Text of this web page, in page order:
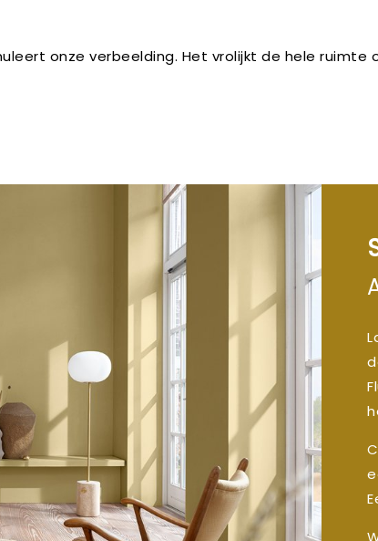
onze verbeelding. Het vrolijkt de hele ruimte